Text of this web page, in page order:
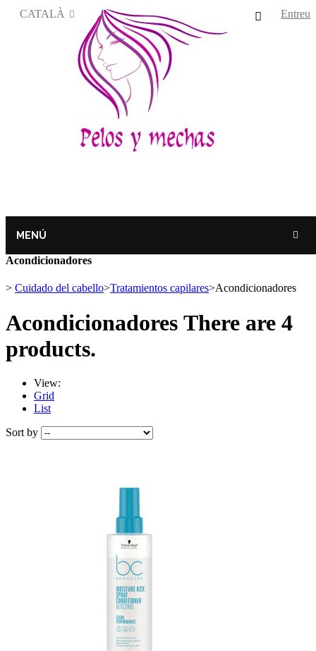
CATALÀ Entreu
MENÚ
Acondicionadores
> Cuidado del cabello>Tratamientos capilares>Acondicionadores
Acondicionadores There are 4
products.
View:
Grid
List
Sort by